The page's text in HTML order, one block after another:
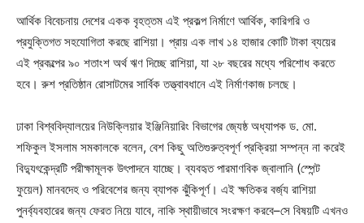
আর্থিক বিবেচনায় দেশের একক বৃহত্তম এই প্রকল্প নির্মাণে আর্থিক, কারিগরি ও
প্রযুক্তিগত সহযোগিতা করছে রাশিয়া। প্রায় এক লাখ ১৪ হাজার কোটি টাকা ব্যয়ের
এই প্রকল্পের ৯০ শতাংশ অর্থ ঋণ দিচ্ছে রাশিয়া, যা ২৮ বছরের মধ্যে পরিশোধ করতে
হবে। রুশ প্রতিষ্ঠান রোসাটমের সার্বিক তত্ত্বাবধানে এই নির্মাণকাজ চলছে।
ঢাকা বিশ্ববিদ্যালয়ের নিউক্লিয়ার ইঞ্জিনিয়ারিং বিভাগের জ্যেষ্ঠ অধ্যাপক ড. মো.
শফিকুল ইসলাম সমকালকে বলেন, বেশ কিছু অতিগুরুত্বপূর্ণ প্রক্রিয়া সম্পন্ন না করেই
বিদ্যুৎকেন্দ্রটি পরীক্ষামূলক উৎপাদনে যাচ্ছে। ব্যবহৃত পারমাণবিক জ্বালানি (স্পেন্ট
ফুয়েল) মানবদেহ ও পরিবেশের জন্য ব্যাপক ঝুঁকিপূর্ণ। এই ক্ষতিকর বর্জ্য রাশিয়া
পুনর্ব্যবহারের জন্য ফেরত নিয়ে যাবে, নাকি স্থায়ীভাবে সংরক্ষণ করবে–সে বিষয়টি এখনও